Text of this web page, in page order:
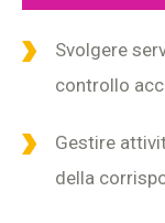
Svolgere
controllo
Gestire
della